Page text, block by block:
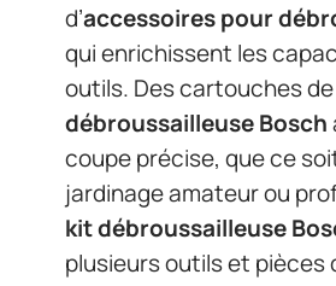
d’accessoires pour
qui enrichissent les
outils. Des cartouches de
débroussailleuse Bosch
coupe précise, que ce
jardinage amateur ou
kit débroussailleuse
plusieurs outils et pièces